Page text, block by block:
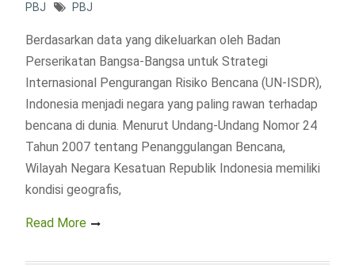
PBJ
PBJ
Berdasarkan data yang dikeluarkan oleh Badan
Perserikatan Bangsa-Bangsa untuk Strategi
Internasional Pengurangan Risiko Bencana (UN-ISDR),
Indonesia menjadi negara yang paling rawan terhadap
bencana di dunia. Menurut Undang-Undang Nomor 24
Tahun 2007 tentang Penanggulangan Bencana,
Wilayah Negara Kesatuan Republik Indonesia memiliki
kondisi geografis,
Read More